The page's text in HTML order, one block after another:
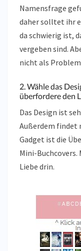
Namensfrage
daher solltet ihr
da schwierig ist,
vergeben sind.
nicht als
2. Wähle das
überfordere den
Das Design ist
Außerdem findet
Gadget ist die
Mini-
Liebe drin.